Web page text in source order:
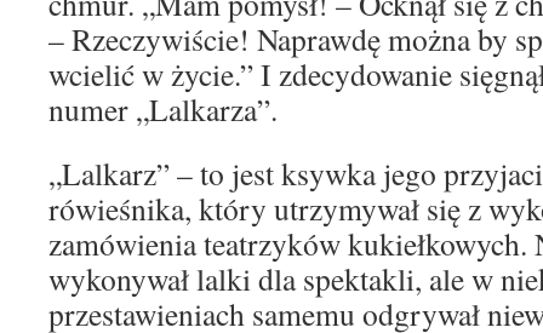
– Rzeczywiście! Naprawdę można by
wcielić w życie.” I zdecydowanie
numer „Lalkarza”.
„Lalkarz” – to jest ksywka jego
rówieśnika, który utrzymywał się z
zamówienia teatrzyków kukiełkowych.
wykonywał lalki dla spektakli, ale w
przestawieniach samemu odgrywał